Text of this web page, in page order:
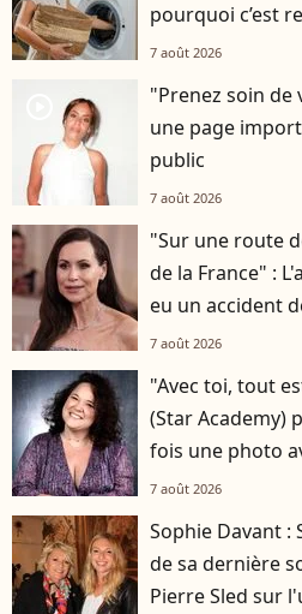
pourquoi c’est
7 août 2026
"Prenez soin de
une page
public
7 août 2026
"Sur une route
de la France" :
eu un accident
7 août 2026
"Avec toi, tout
(Star Academy)
fois une photo
7 août 2026
Sophie Davant :
de sa dernière
Pierre Sled sur